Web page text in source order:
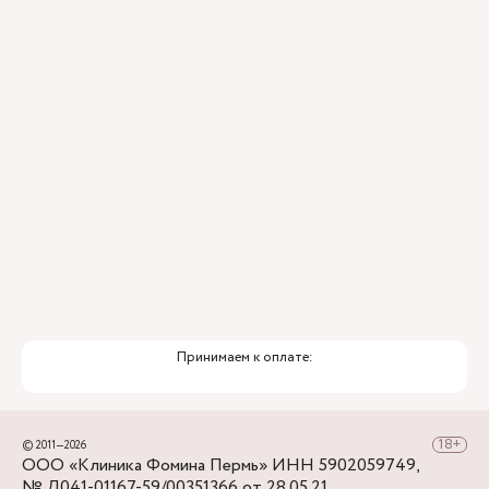
Принимаем к оплате:
© 2011—2026
ООО «Клиника Фомина Пермь» ИНН 5902059749,